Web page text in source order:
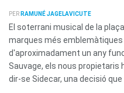
PER RAMUNÉ JAGELAVICUTE
El soterrani musical de la
marques més emblemàtiques
d'aproximadament un any
Sauvage, els nous propietaris
dir-se Sidecar, una decisió que